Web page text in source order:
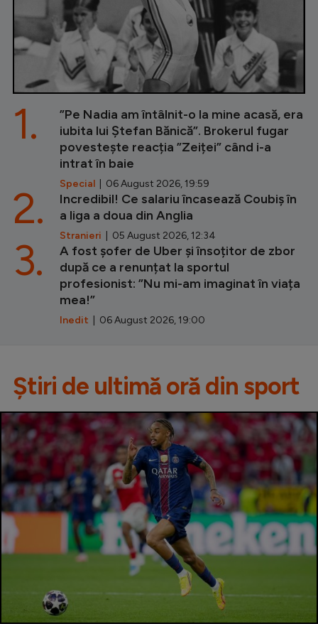
”Pe Nadia am întâlnit-o la mine acasă, era
iubita lui Ștefan Bănică”. Brokerul fugar
povestește reacția ”Zeiței” când i-a
intrat în baie
Special | 06 August 2026, 19:59
1.
Incredibil! Ce salariu încasează Coubiș în
a liga a doua din Anglia
Stranieri | 05 August 2026, 12:34
2.
A fost șofer de Uber și însoțitor de zbor
după ce a renunțat la sportul
profesionist: ”Nu mi-am imaginat în viața
mea!”
Inedit | 06 August 2026, 19:00
3.
Știri de ultimă oră din sport